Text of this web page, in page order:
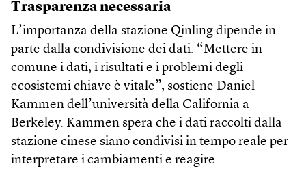
Trasparenza necessaria
L’importanza della stazione Qinling dipende in
parte dalla condivisione dei dati. “Mettere in
comune i dati, i risultati e i problemi degli
ecosistemi chiave è vitale”, sostiene Daniel
Kammen dell’università della California a
Berkeley. Kammen spera che i dati raccolti dalla
stazione cinese siano condivisi in tempo reale per
interpretare i cambiamenti e reagire.